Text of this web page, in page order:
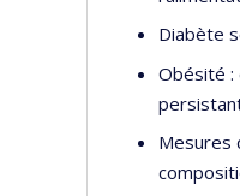
Diabète
Obésité :
Mesures